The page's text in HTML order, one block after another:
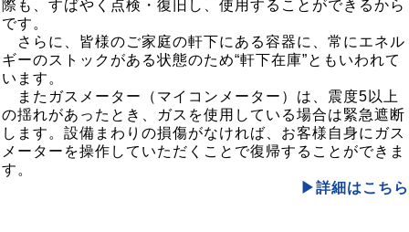
際も、すばやく点検・復旧し、使用することができるから
です。
さらに、皆様のご家庭の軒下にある容器に、常にエネル
ギーのストックがある状態のため“軒下在庫”ともいわれて
います。
またガスメーター（マイコンメーター）は、震度5 以上
の揺れがあったとき、ガスを使用している場合は緊急遮断
します。設備まわりの損傷がなければ、お客様自身にガス
メーターを操作していただくことで復帰することができま
す。
▶詳細はこちら